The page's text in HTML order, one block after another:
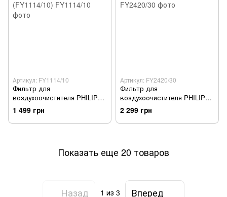
Артикул: FY1114/10
Фильтр для
воздухоочистителя PHILIPS
NanoProtect (FY1114/10)
1 499 грн
Артикул: FY2420/30
Фильтр для
воздухоочистителя PHILIPS
(FY2420/30)
2 299 грн
Показать еще 20 товаров
Назад 1 из 3 Вперед